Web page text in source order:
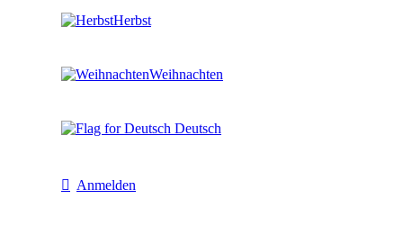
Herbst
Weihnachten
Deutsch
Anmelden